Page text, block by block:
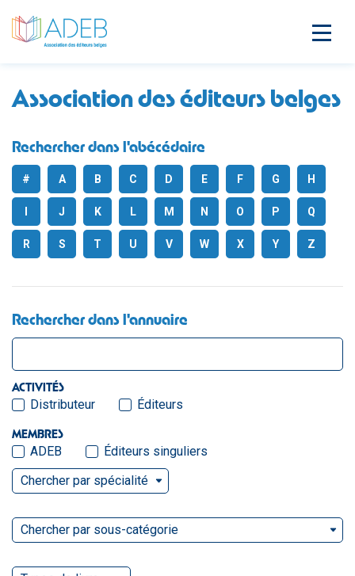
Association des éditeurs belges
Rechercher dans l'abécédaire
# A B C D E F G H
J K L M N O P Q
R S T U V W X Y Z
Rechercher dans l'annuaire
ACTIVITÉS
Distributeur Éditeurs
MEMBRES
ADEB
Éditeurs singuliers
Chercher par spécialité
Chercher par sous-catégorie